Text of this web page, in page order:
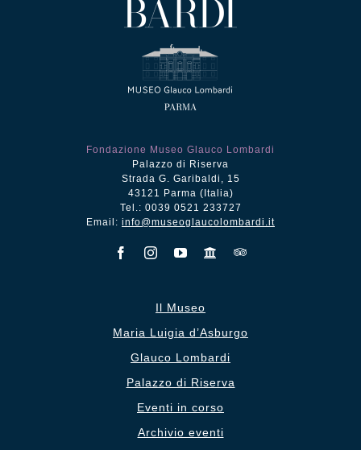
Fondazione Museo Glauco Lombardi
Palazzo di Riserva
Strada G. Garibaldi, 15
43121 Parma (Italia)
Tel.: 0039 0521 233727
Email: info@museoglaucolombardi.it
Il Museo
Maria Luigia d’Asburgo
Glauco Lombardi
Palazzo di Riserva
Eventi in corso
Archivio eventi